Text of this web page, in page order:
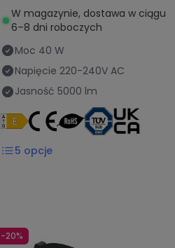
W magazynie, dostawa w ciągu
6–8 dni roboczych
Moc 40 W
Napięcie 220-240V AC
Jasność 5000 lm
5 opcje
-20%